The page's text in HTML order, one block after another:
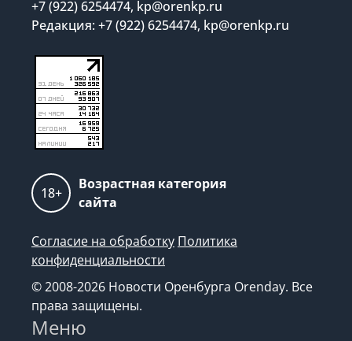
+7 (922) 6254474, kp@orenkp.ru
Редакция: +7 (922) 6254474, kp@orenkp.ru
18+
Возрастная категория
сайта
Согласие на обработку Политика
конфиденциальности
© 2008-2026 Новости Оренбурга Orenday. Все
права защищены.
Меню